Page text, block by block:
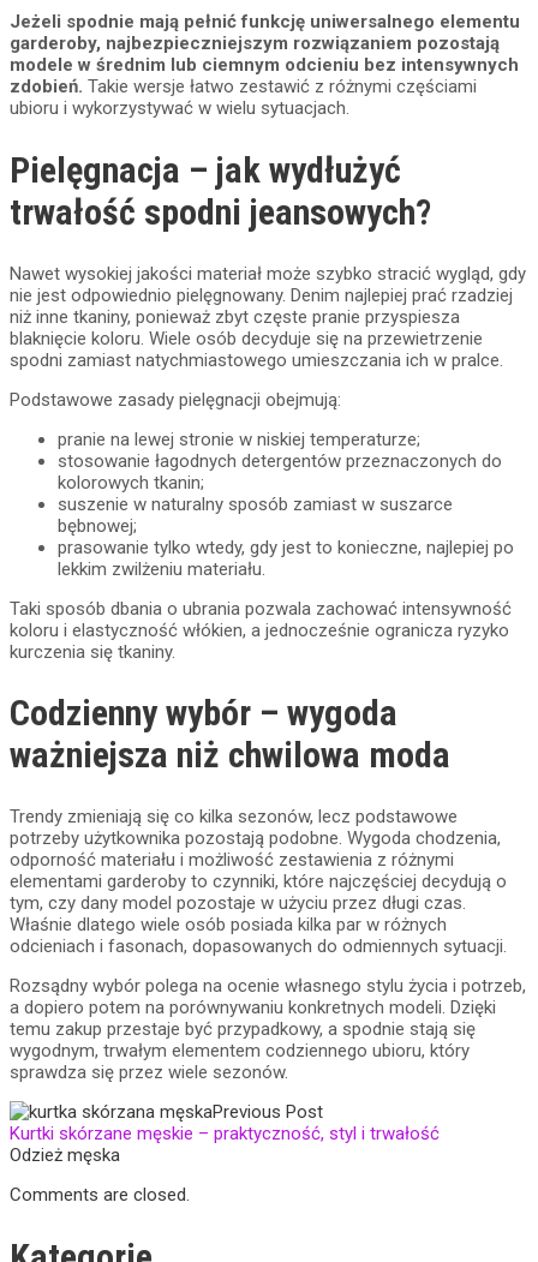
Jeżeli spodnie mają pełnić funkcję uniwersalnego elementu
garderoby, najbezpieczniejszym rozwiązaniem pozostają
modele w średnim lub ciemnym odcieniu bez intensywnych
zdobień. Takie wersje łatwo zestawić z różnymi częściami
ubioru i wykorzystywać w wielu sytuacjach.
Pielęgnacja – jak wydłużyć
trwałość spodni jeansowych?
Nawet wysokiej jakości materiał może szybko stracić wygląd, gdy
nie jest odpowiednio pielęgnowany. Denim najlepiej prać rzadziej
niż inne tkaniny, ponieważ zbyt częste pranie przyspiesza
blaknięcie koloru. Wiele osób decyduje się na przewietrzenie
spodni zamiast natychmiastowego umieszczania ich w pralce.
Podstawowe zasady pielęgnacji obejmują:
pranie na lewej stronie w niskiej temperaturze;
stosowanie łagodnych detergentów przeznaczonych do
kolorowych tkanin;
suszenie w naturalny sposób zamiast w suszarce
bębnowej;
prasowanie tylko wtedy, gdy jest to konieczne, najlepiej po
lekkim zwilżeniu materiału.
Taki sposób dbania o ubrania pozwala zachować intensywność
koloru i elastyczność włókien, a jednocześnie ogranicza ryzyko
kurczenia się tkaniny.
Codzienny wybór – wygoda
ważniejsza niż chwilowa moda
Trendy zmieniają się co kilka sezonów, lecz podstawowe
potrzeby użytkownika pozostają podobne. Wygoda chodzenia,
odporność materiału i możliwość zestawienia z różnymi
elementami garderoby to czynniki, które najczęściej decydują o
tym, czy dany model pozostaje w użyciu przez długi czas.
Właśnie dlatego wiele osób posiada kilka par w różnych
odcieniach i fasonach, dopasowanych do odmiennych sytuacji.
Rozsądny wybór polega na ocenie własnego stylu życia i potrzeb,
a dopiero potem na porównywaniu konkretnych modeli. Dzięki
temu zakup przestaje być przypadkowy, a spodnie stają się
wygodnym, trwałym elementem codziennego ubioru, który
sprawdza się przez wiele sezonów.
Previous Post
Kurtki skórzane męskie – praktyczność, styl i trwałość
Odzież męska
Comments are closed.